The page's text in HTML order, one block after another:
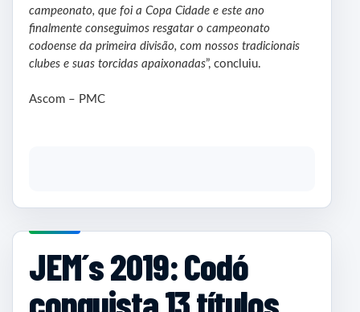
campeonato, que foi a Copa Cidade e este ano
finalmente conseguimos resgatar o campeonato
codoense da primeira divisão, com nossos tradicionais
clubes e suas torcidas apaixonadas”, concluiu.
Ascom – PMC
JEM´s 2019: Codó
conquista 13 títulos